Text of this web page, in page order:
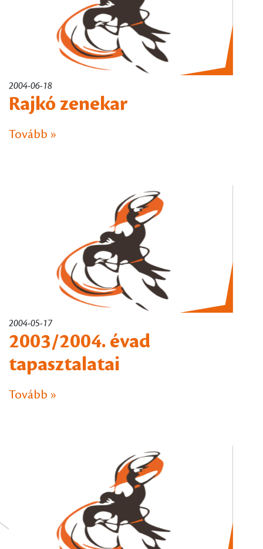
2004-06-18
Rajkó zenekar
Tovább »
2004-05-17
2003/2004. évad
tapasztalatai
Tovább »